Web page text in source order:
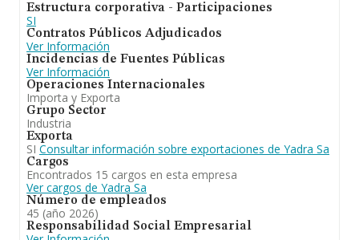
Estructura corporativa - Participaciones
SI
Contratos Públicos Adjudicados
Ver Información
Incidencias de Fuentes Públicas
Ver Información
Operaciones Internacionales
Importa y Exporta
Grupo Sector
Industria
Exporta
SI Consultar información sobre exportaciones de Yadra Sa
Cargos
Encontrados 15 cargos en esta empresa
Ver cargos de Yadra Sa
Número de empleados
45 (año 2026)
Responsabilidad Social Empresarial